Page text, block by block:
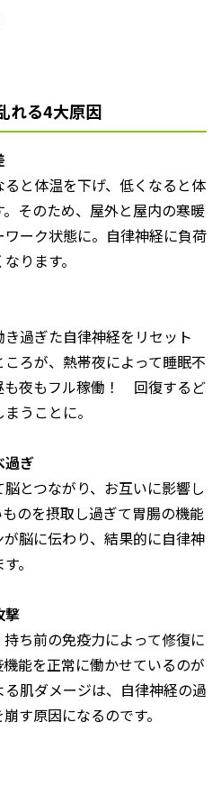
れる4大原因
と体温を下げ、低くなると体
そのため、屋外と屋内の寒暖
ーク状態に。自律神経に負荷
ります。
過ぎた自律神経をリセット
ろが、熱帯夜によって睡眠不
も夜もフル稼働！ 回復するど
うことに。
過ぎ
とつながり、お互いに影響し
のを摂取し過ぎて胃腸の機能
脳に伝わり、結果的に自律神
。
撃
ち前の免疫力によって修復に
能を正常に働かせているのが
肌ダメージは、自律神経の過
す原因になるのです。